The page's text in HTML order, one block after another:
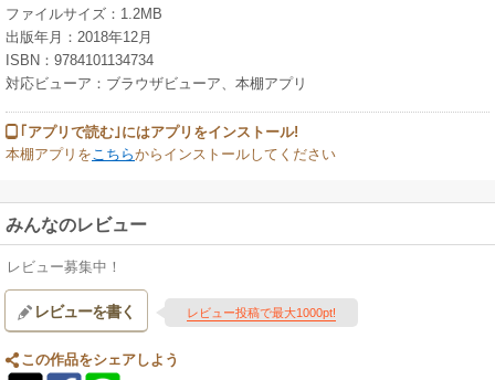
ファイルサイズ：1.2MB
出版年月：2018年12月
ISBN：9784101134734
対応ビューア：ブラウザビューア、本棚アプリ
｢アプリで読む｣にはアプリをインストール!
本棚アプリをこちらからインストールしてください
みんなのレビュー
レビュー募集中！
レビューを書く レビュー投稿で最大1000pt!
この作品をシェアしよう